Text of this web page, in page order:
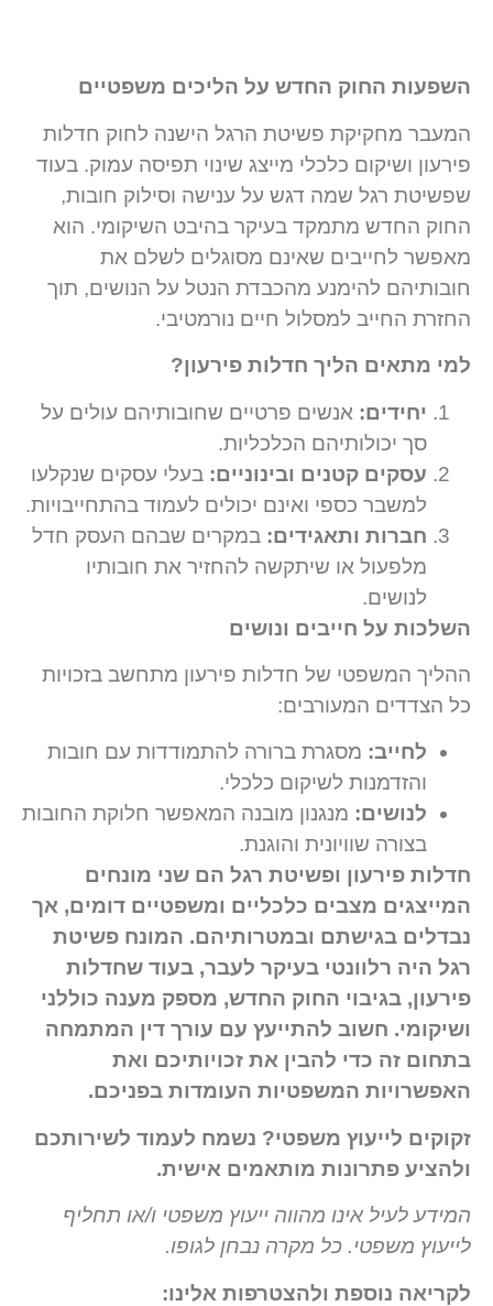
השפעות החוק החדש על הליכים משפטיים
המעבר מחקיקת פשיטת הרגל הישנה לחוק חדלות
פירעון ושיקום כלכלי מייצג שינוי תפיסה עמוק. בעוד
שפשיטת רגל שמה דגש על ענישה וסילוק חובות,
החוק החדש מתמקד בעיקר בהיבט השיקומי. הוא
מאפשר לחייבים שאינם מסוגלים לשלם את
חובותיהם להימנע מהכבדת הנטל על הנושים, תוך
החזרת החייב למסלול חיים נורמטיבי.
למי מתאים הליך חדלות פירעון?
יחידים: אנשים פרטיים שחובותיהם עולים על
סך יכולותיהם הכלכליות.
עסקים קטנים ובינוניים: בעלי עסקים שנקלעו
למשבר כספי ואינם יכולים לעמוד בהתחייבויות.
חברות ותאגידים: במקרים שבהם העסק חדל
מלפעול או שיתקשה להחזיר את חובותיו
לנושים.
השלכות על חייבים ונושים
ההליך המשפטי של חדלות פירעון מתחשב בזכויות
כל הצדדים המעורבים:
לחייב: מסגרת ברורה להתמודדות עם חובות
והזדמנות לשיקום כלכלי.
לנושים: מנגנון מובנה המאפשר חלוקת החובות
בצורה שוויונית והוגנת.
חדלות פירעון ופשיטת רגל הם שני מונחים
המייצגים מצבים כלכליים ומשפטיים דומים, אך
נבדלים בגישתם ובמטרותיהם. המונח פשיטת
רגל היה רלוונטי בעיקר לעבר, בעוד שחדלות
פירעון, בגיבוי החוק החדש, מספק מענה כוללני
ושיקומי. חשוב להתייעץ עם עורך דין המתמחה
בתחום זה כדי להבין את זכויותיכם ואת
האפשרויות המשפטיות העומדות בפניכם.
זקוקים לייעוץ משפטי? נשמח לעמוד לשירותכם
ולהציע פתרונות מותאמים אישית.
המידע לעיל אינו מהווה ייעוץ משפטי ו/או תחליף
לייעוץ משפטי. כל מקרה נבחן לגופו.
לקריאה נוספת ולהצטרפות אלינו: